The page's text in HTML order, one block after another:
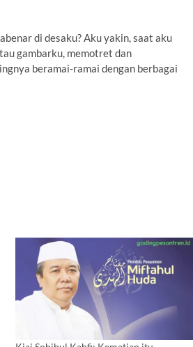
di desaku? Aku yakin, saat aku
gambarku, memotret dan
beramai-ramai dengan berbagai